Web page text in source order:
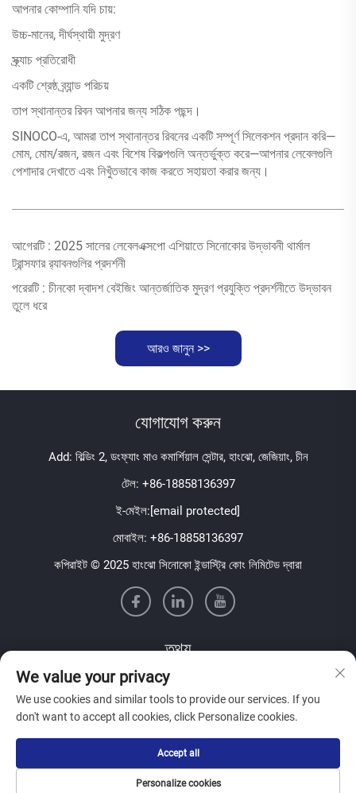
আপনার কোম্পানি যদি চায়:
উচ্চ-মানের, দীর্ঘস্থায়ী মুদ্রণ
স্ক্র্যাচ প্রতিরোধী
একটি শ্রেষ্ঠ ব্র্যান্ড পরিচয়
তাপ স্থানান্তর রিবন আপনার জন্য সঠিক পছন্দ।
SINOCO-এ, আমরা তাপ স্থানান্তর রিবনের একটি সম্পূর্ণ সিলেকশন প্রদান করি—
মোম, মোম/রজন, রজন এবং বিশেষ বিকল্পগুলি অন্তর্ভুক্ত করে—আপনার লেবেলগুলি
পেশাদার দেখাতে এবং নিখুঁতভাবে কাজ করতে সহায়তা করার জন্য।
আগেরটি : 2025 সালের লেবেলএক্সপো এশিয়াতে সিনোকোর উদ্ভাবনী থার্মাল
ট্রান্সফার র‍্যাবনগুলির প্রদর্শনী
পরেরটি : চীনকো দ্বাদশ বেইজিং আন্তর্জাতিক মুদ্রণ প্রযুক্তি প্রদর্শনীতে উদ্ভাবন
তুলে ধরে
আরও জানুন >>
যোগাযোগ করুন
Add: বিল্ডিং 2, ডংফ্যাং মাও কমার্শিয়াল সেন্টার, হাংঝো, জেজিয়াং, চীন
টেল: +86-18858136397
ই-মেইল:[email protected]
মোবাইল: +86-18858136397
কপিরাইট © 2025 হাংঝো সিনোকো ইন্ডাস্ট্রি কোং লিমিটেড দ্বারা
তথ্য
আমাদের সাপ্তাহিক নিউজলেটার পেতে সাইন আপ করুন
জমা দিন
We value your privacy
We use cookies and similar tools to provide our services. If you
don't want to accept all cookies, click Personalize cookies.
Personalize cookies
Accept all